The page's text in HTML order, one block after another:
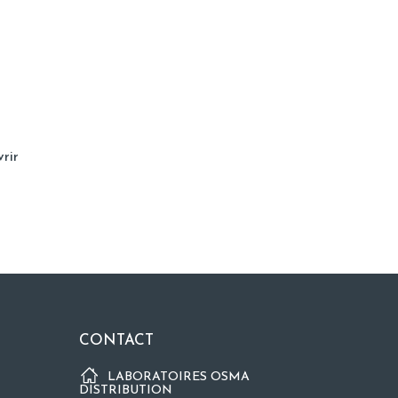
CONTACT
LABORATOIRES OSMA
DISTRIBUTION